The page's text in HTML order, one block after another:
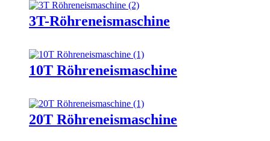
3T-Röhreneismaschine
10T Röhreneismaschine
20T Röhreneismaschine